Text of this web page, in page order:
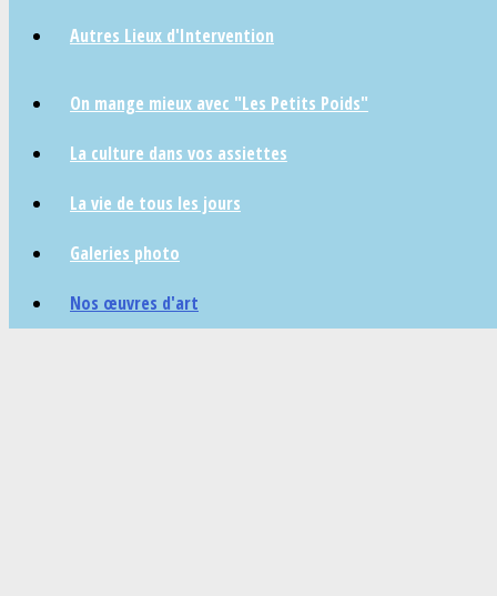
Autres Lieux d'Intervention
On mange mieux avec "Les Petits Poids"
La culture dans vos assiettes
La vie de tous les jours
Galeries photo
Nos œuvres d'art